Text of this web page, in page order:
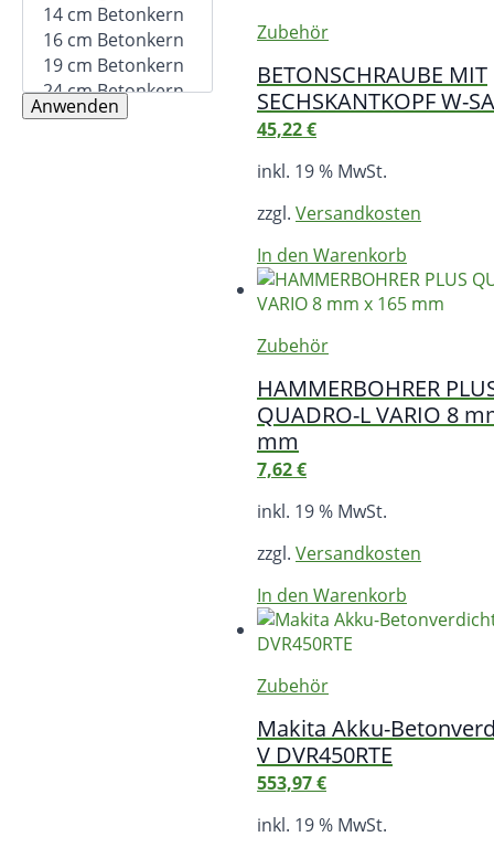
Anwenden
Zubehör
BETONSCHRAUBE MIT
SECHSKANTKOPF W-
45,22€
inkl. 19 % MwSt.
zzgl. Versandkosten
In den Warenkorb
Zubehör
HAMMERBOHRER
QUADRO-L VARIO 8
mm
7,62€
inkl. 19 % MwSt.
zzgl. Versandkosten
In den Warenkorb
Zubehör
Makita Akku-
V DVR450RTE
553,97€
inkl. 19 % MwSt.